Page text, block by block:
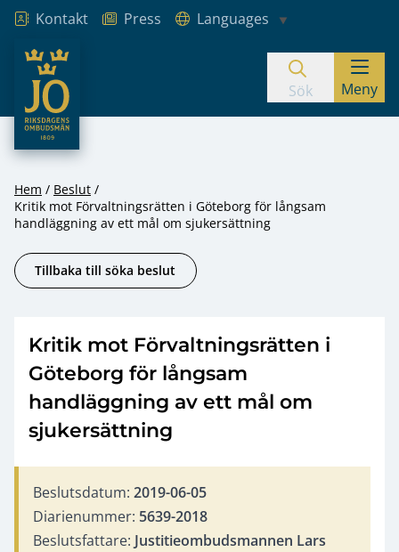
Hoppa till innehåll
Kontakt Press
Languages
JO – Riksdagens Ombudsmän
Sök Meny
Hem
Beslut
Kritik mot Förvaltningsrätten i Göteborg för långsam
handläggning av ett mål om sjukersättning
Tillbaka till söka beslut
Kritik mot Förvaltningsrätten i
Göteborg för långsam
handläggning av ett mål om
sjukersättning
Beslutsdatum: 2019-06-05
Diarienummer: 5639-2018
Beslutsfattare: Justitieombudsmannen Lars